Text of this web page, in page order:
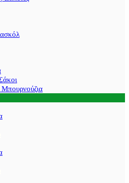
Μπουρνούζια